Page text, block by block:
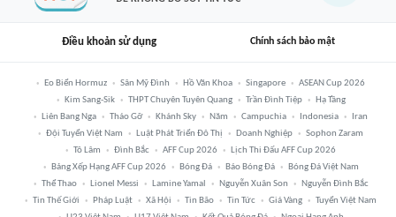
Điều khoản sử dụng Chính sách bảo mật
Eo Biển Hormuz Sân Mỹ Đình Hồ Văn Khoa Singapore
ASEAN Cup 2026
Kim Sang-Sik
THPT Chuyên Tuyên Quang Trần Đình Tiệp
Hạ Tầng
Liên Bang Nga
Tháo Gỡ Khánh Sky Năm Campuchia Indonesia
Iran
Đội Tuyển Việt Nam
Luật Phát Triển Đô Thị Doanh Nghiệp
Sophon Zaram
Tô Lâm
Đình Bắc AFF Cup 2026
Lịch Thi Đấu AFF Cup 2026
Bảng Xếp Hạng AFF Cup 2026
Bóng Đá Báo Bóng Đá
Bóng Đá Việt Nam
Thể Thao
Lionel Messi Lamine Yamal Nguyễn Xuân Son
Nguyễn Đình Bắc
Tin Thế Giới
Pháp Luật Xã Hội Tin Bão Tin Tức Giá Vàng
Tuyển Việt Nam